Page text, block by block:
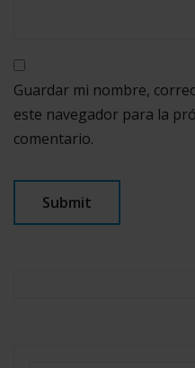
Guardar mi nombre,
este navegador para la
comentario.